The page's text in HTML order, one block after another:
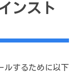
ンスト
ルするために以下